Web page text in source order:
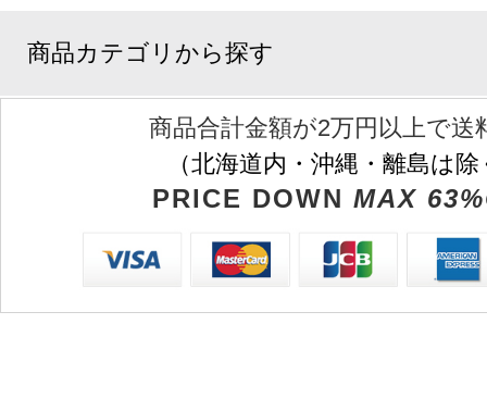
商品カテゴリから探す
商品合計金額が2万円以上で送
（北海道内・沖縄・離島は
PRICE DOWN MAX